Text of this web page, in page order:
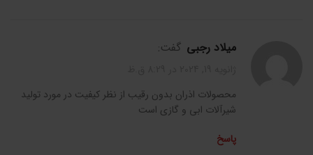
میلاد رجبی گفت:
محصولات اذران بدون رقیب از نظر کیفیت در مورد تولید
شیرآلات ابی و گازی است
پاسخ